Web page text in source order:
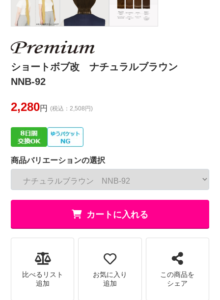
ショートボブ改 ナチュラルブラウン
NNB-92
2,280円 (税込：2,508円)
商品バリエーションの選択
カートに入れる
比べるリスト
追加
お気に入り
追加
この商品を
シェア